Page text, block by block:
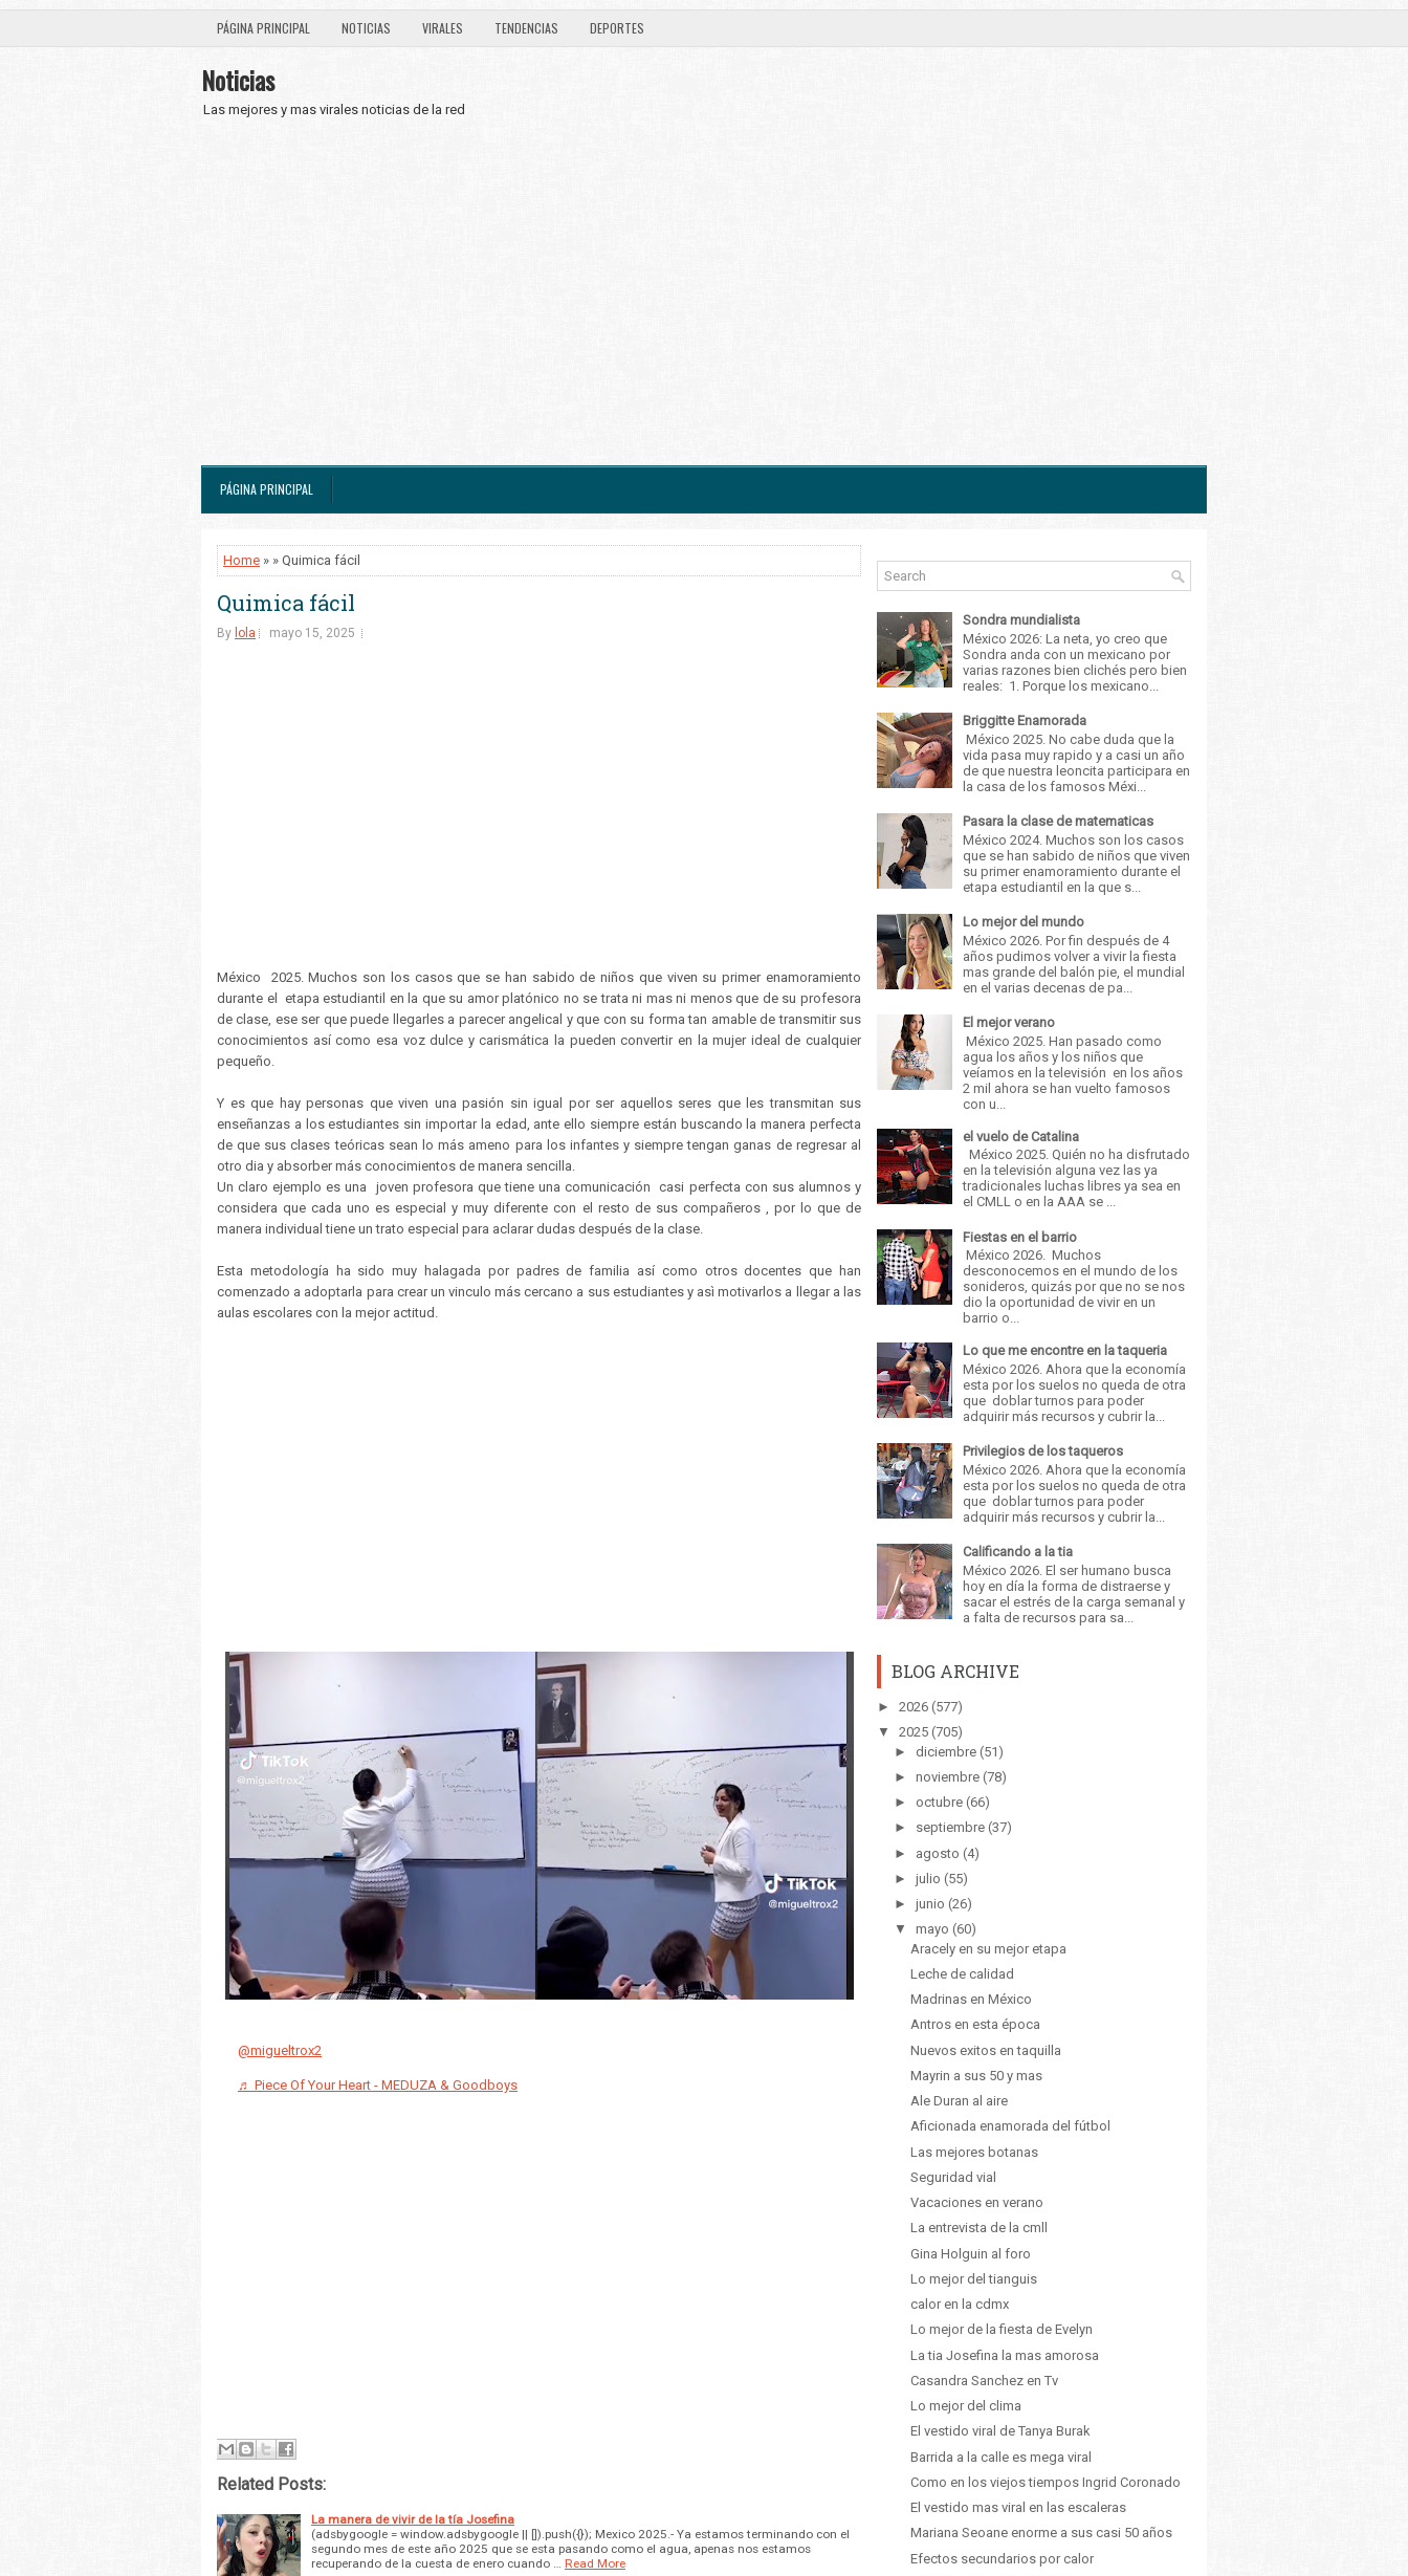
PÁGINA PRINCIPAL NOTICIAS VIRALES TENDENCIAS DEPORTES
Noticias
Las mejores y mas virales noticias de la red
PÁGINA PRINCIPAL
Home » » Quimica fácil
Quimica fácil
By lola mayo 15, 2025
México 2025. Muchos son los casos que se han sabido de niños que viven su primer enamoramiento
durante el etapa estudiantil en la que su amor platónico no se trata ni mas ni menos que de su profesora
de clase, ese ser que puede llegarles a parecer angelical y que con su forma tan amable de transmitir sus
conocimientos así como esa voz dulce y carismática la pueden convertir en la mujer ideal de cualquier
pequeño.
Y es que hay personas que viven una pasión sin igual por ser aquellos seres que les transmitan sus
enseñanzas a los estudiantes sin importar la edad, ante ello siempre están buscando la manera perfecta
de que sus clases teóricas sean lo más ameno para los infantes y siempre tengan ganas de regresar al
otro dia y absorber más conocimientos de manera sencilla.
Un claro ejemplo es una joven profesora que tiene una comunicación casi perfecta con sus alumnos y
considera que cada uno es especial y muy diferente con el resto de sus compañeros , por lo que de
manera individual tiene un trato especial para aclarar dudas después de la clase.
Esta metodología ha sido muy halagada por padres de familia así como otros docentes que han
comenzado a adoptarla para crear un vinculo más cercano a sus estudiantes y asì motivarlos a llegar a las
aulas escolares con la mejor actitud.
@migueltrox2
♬ Piece Of Your Heart - MEDUZA & Goodboys
Related Posts:
La manera de vivir de la tía Josefina
(adsbygoogle = window.adsbygoogle || []).push({}); Mexico 2025.- Ya estamos terminando con el
segundo mes de este año 2025 que se esta pasando como el agua, apenas nos estamos
recuperando de la cuesta de enero cuando …
Read More
Sondra mundialista
México 2026: La neta, yo creo que
Sondra anda con un mexicano por
varias razones bien clichés pero bien
reales: 1. Porque los mexicano...
Briggitte Enamorada
México 2025. No cabe duda que la
vida pasa muy rapido y a casi un año
de que nuestra leoncita participara en
la casa de los famosos Méxi...
Pasara la clase de matematicas
México 2024. Muchos son los casos
que se han sabido de niños que viven
su primer enamoramiento durante el
etapa estudiantil en la que s...
Lo mejor del mundo
México 2026. Por fin después de 4
años pudimos volver a vivir la fiesta
mas grande del balón pie, el mundial
en el varias decenas de pa...
El mejor verano
México 2025. Han pasado como
agua los años y los niños que
veíamos en la televisión en los años
2 mil ahora se han vuelto famosos
con u...
el vuelo de Catalina
México 2025. Quién no ha disfrutado
en la televisión alguna vez las ya
tradicionales luchas libres ya sea en
el CMLL o en la AAA se ...
Fiestas en el barrio
México 2026. Muchos
desconocemos en el mundo de los
sonideros, quizás por que no se nos
dio la oportunidad de vivir en un
barrio o...
Lo que me encontre en la taqueria
México 2026. Ahora que la economía
esta por los suelos no queda de otra
que doblar turnos para poder
adquirir más recursos y cubrir la...
Privilegios de los taqueros
México 2026. Ahora que la economía
esta por los suelos no queda de otra
que doblar turnos para poder
adquirir más recursos y cubrir la...
Calificando a la tia
México 2026. El ser humano busca
hoy en día la forma de distraerse y
sacar el estrés de la carga semanal y
a falta de recursos para sa...
BLOG ARCHIVE
► 2026 (577)
▼
2025 (705)
► diciembre (51)
► noviembre (78)
► octubre (66)
► septiembre (37)
► agosto (4)
► julio (55)
► junio (26)
▼
mayo (60)
Aracely en su mejor etapa
Leche de calidad
Madrinas en México
Antros en esta época
Nuevos exitos en taquilla
Mayrin a sus 50 y mas
Ale Duran al aire
Aficionada enamorada del fútbol
Las mejores botanas
Seguridad vial
Vacaciones en verano
La entrevista de la cmll
Gina Holguin al foro
Lo mejor del tianguis
calor en la cdmx
Lo mejor de la fiesta de Evelyn
La tia Josefina la mas amorosa
Casandra Sanchez en Tv
Lo mejor del clima
El vestido viral de Tanya Burak
Barrida a la calle es mega viral
Como en los viejos tiempos Ingrid Coronado
El vestido mas viral en las escaleras
Mariana Seoane enorme a sus casi 50 años
Efectos secundarios por calor